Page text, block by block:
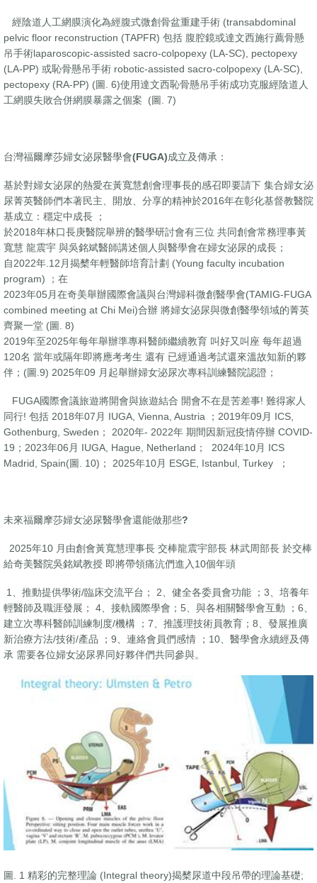
經陰道人工網膜演化為經腹式微創骨盆重建手術 (transabdominal
pelvic floor reconstruction (TAPFR) 包括 腹腔鏡或達文西施行薦骨懸
吊手術laparoscopic-assisted sacro-colpopexy (LA-SC), pectopexy
(LA-PP) 或恥骨懸吊手術 robotic-assisted sacro-colpopexy (LA-SC),
pectopexy (RA-PP) (圖. 6)使用達文西恥骨懸吊手術成功克服經陰道人
工網膜失敗合併網膜暴露之個案 (圖. 7)
台灣福爾摩莎婦女泌尿醫學會(FUGA)成立及傳承：
基於對婦女泌尿的熱愛在黃寬慧創會理事長的感召即要請下 集合婦女泌
尿菁英醫師們本著民主、開放、分享的精神於2016年在彰化基督教醫院
基成立：穩定中成長 ；
於2018年林口長庚醫院舉辨的醫學研討會有三位 共同創會常務理事黃
寬慧 龍震宇 與吳銘斌醫師講述個人與醫學會在婦女泌尿的成長；
自2022年.12月揭櫫年輕醫師培育計劃 (Young faculty incubation
program) ；在
2023年05月在奇美舉辦國際會議與台灣婦科微創醫學會(TAMIG-FUGA
combined meeting at Chi Mei)合辦 將婦女泌尿與微創醫學領域的菁英
齊聚一堂 (圖. 8)
2019年至2025年每年舉辦準專科醫師繼續教育 叫好又叫座 每年超過
120名 當年或隔年即將應考考生 還有 已經通過考試還來溫故知新的夥
伴；(圖.9) 2025年09 月起舉辦婦女泌尿次專科訓練醫院認證；
FUGA國際會議旅遊將開會與旅遊結合 開會不在是苦差事! 難得家人
同行! 包括 2018年07月 IUGA, Vienna, Austria ；2019年09月 ICS,
Gothenburg, Sweden； 2020年- 2022年 期間因新冠疫情停辦 COVID-
19；2023年06月 IUGA, Hague, Netherland； 2024年10月 ICS
Madrid, Spain(圖. 10)； 2025年10月 ESGE, Istanbul, Turkey ；
未來福爾摩莎婦女泌尿醫學會還能做那些?
2025年10 月由創會黃寬慧理事長 交棒龍震宇部長 林武周部長 於交棒
給奇美醫院吳銘斌教授 即將帶領痛沆們進入10個年頭
1、推動提供學術/臨床交流平台； 2、健全各委員會功能 ；3、培養年
輕醫師及職涯發展； 4、接軌國際學會；5、與各相關醫學會互動 ；6、
建立次專科醫師訓練制度/機構 ；7、推護理技術員教育；8、發展推廣
新治療方法/技術/產品 ；9、連絡會員們感情 ；10、醫學會永續經及傳
承 需要各位婦女泌尿界同好夥伴們共同參與。
圖. 1 精彩的完整理論 (Integral theory)揭櫫尿道中段吊帶的理論基礎;